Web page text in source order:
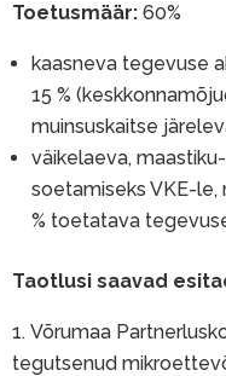
Toetusmäär:60%
kaasneva tegevuse
15 %
muinsuskaitse
väikelaeva,
soetamiseks VKE-
% toetatava
Taotlusi saavad
Võrumaa
tegutsenud